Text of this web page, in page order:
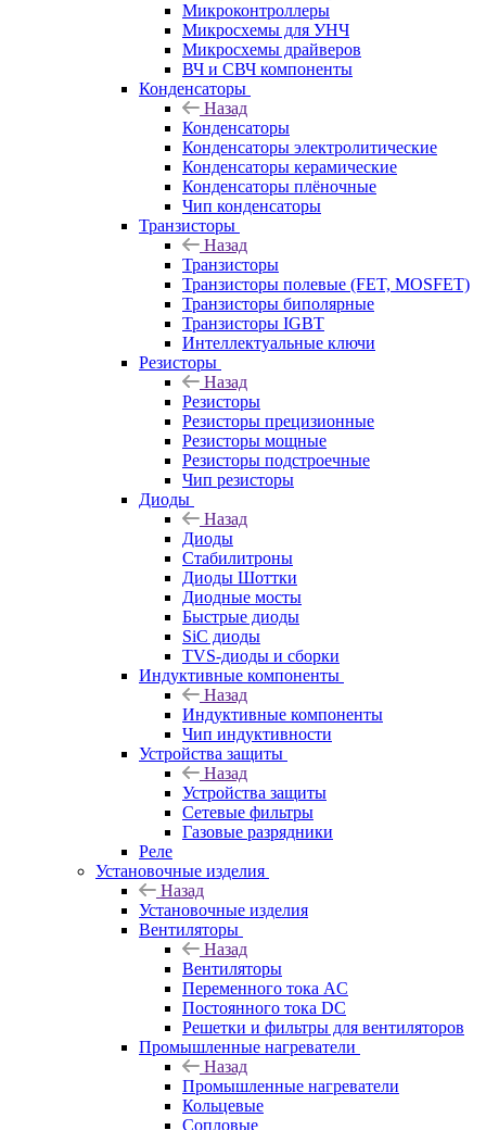
Микроконтроллеры
Микросхемы для УНЧ
Микросхемы драйверов
ВЧ и СВЧ компоненты
Конденсаторы
Назад
Конденсаторы
Конденсаторы электролитические
Конденсаторы керамические
Конденсаторы плёночные
Чип конденсаторы
Транзисторы
Назад
Транзисторы
Транзисторы полевые (FET, MOSFET)
Транзисторы биполярные
Транзисторы IGBT
Интеллектуальные ключи
Резисторы
Назад
Резисторы
Резисторы прецизионные
Резисторы мощные
Резисторы подстроечные
Чип резисторы
Диоды
Назад
Диоды
Стабилитроны
Диоды Шоттки
Диодные мосты
Быстрые диоды
SiC диоды
TVS-диоды и сборки
Индуктивные компоненты
Назад
Индуктивные компоненты
Чип индуктивности
Устройства защиты
Назад
Устройства защиты
Сетевые фильтры
Газовые разрядники
Реле
Установочные изделия
Назад
Установочные изделия
Вентиляторы
Назад
Вентиляторы
Переменного тока AC
Постоянного тока DC
Решетки и фильтры для вентиляторов
Промышленные нагреватели
Назад
Промышленные нагреватели
Кольцевые
Сопловые